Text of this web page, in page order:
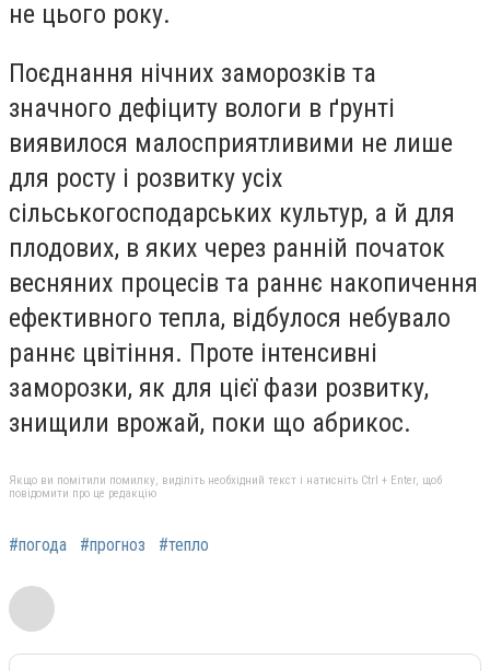
не цього року.
Поєднання нічних заморозків та
значного дефіциту вологи в ґрунті
виявилося малосприятливими не лише
для росту і розвитку усіх
сільськогосподарських культур, а й для
плодових, в яких через ранній початок
весняних процесів та раннє накопичення
ефективного тепла, відбулося небувало
раннє цвітіння. Проте інтенсивні
заморозки, як для цієї фази розвитку,
знищили врожай, поки що абрикос.
Якщо ви помітили помилку, виділіть необхідний текст і натисніть Ctrl + Enter, щоб
повідомити про це редакцію
#погода #прогноз #тепло